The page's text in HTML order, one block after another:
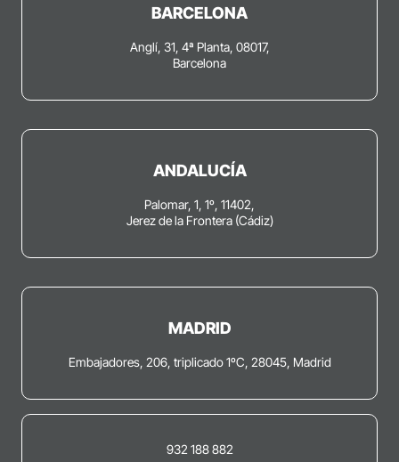
BARCELONA
Anglí, 31, 4ª Planta, 08017,
Barcelona
ANDALUCÍA
Palomar, 1, 1º, 11402,
Jerez de la Frontera (Cádiz)
MADRID
Embajadores, 206, triplicado 1ºC, 28045, Madrid
932 188 882